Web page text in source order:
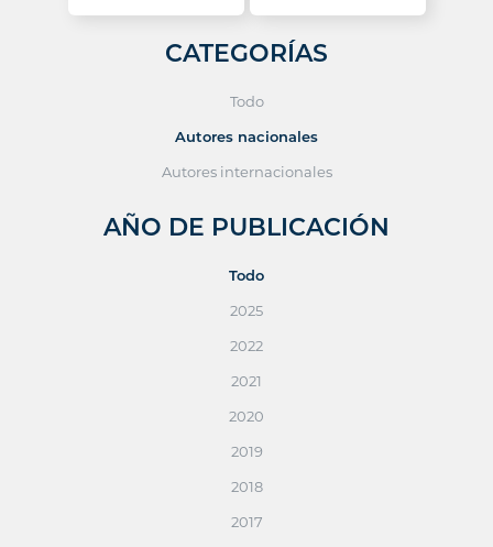
CATEGORÍAS
Todo
Autores nacionales
Autores internacionales
AÑO DE PUBLICACIÓN
Todo
2025
2022
2021
2020
2019
2018
2017